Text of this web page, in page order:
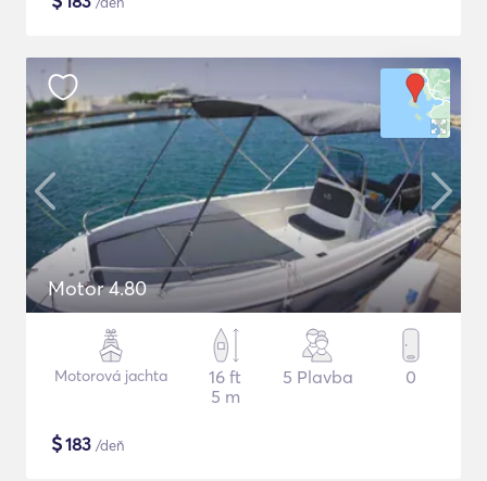
Motor 4.80
Motorová jachta
16 ft
5 m
5 Plavba 0
$183 /deň